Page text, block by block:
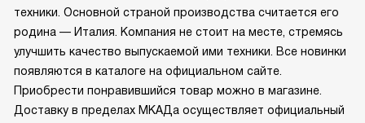
техники. Основной страной производства считается его
родина — Италия. Компания не стоит на месте, стремясь
улучшить качество выпускаемой ими техники. Все новинки
появляются в каталоге на официальном сайте.
Приобрести понравившийся товар можно в магазине.
Доставку в пределах МКАДа осуществляет официальный